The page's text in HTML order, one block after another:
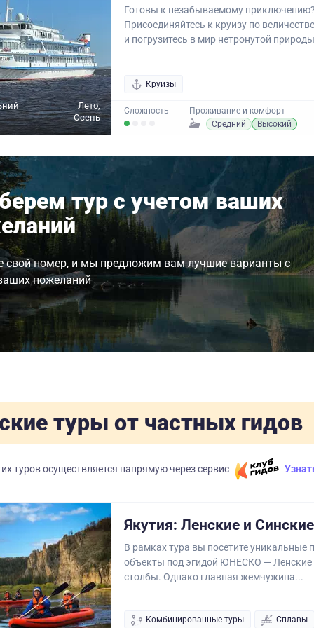
Лето,
Осень
Готовы к незабываемому
Присоединяйтесь к круизу по
и погрузитесь в мир нетронутой
Круизы
Сложность
Проживание и комфорт
Средний
Высокий
тур с учетом ваших
свой номер, и мы предложим вам лучшие варианты с
пожеланий
туры от частных гидов
туров осуществляется напрямую через сервис
Якутия: Ленские и
В рамках тура вы посетите уникальные
объекты под эгидой ЮНЕСКО — Ленские
столбы. Однако главная жемчужина...
Комбинированные туры Сплавы